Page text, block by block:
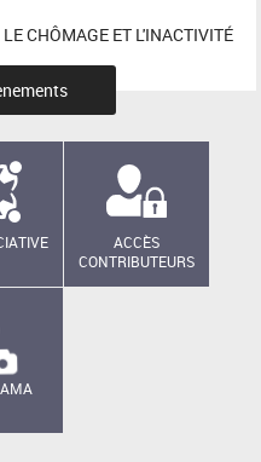
CHÔMAGE ET L'INACTIVITÉ
ACCÈS
CONTRIBUTEURS